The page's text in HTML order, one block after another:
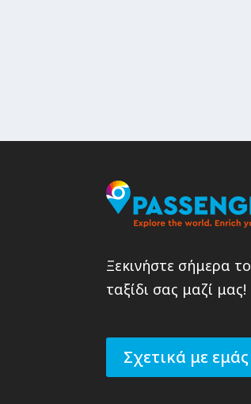
Ξεκινήστε σήμερα το
ταξίδι σας μαζί μας!
Σχετικά με εμάς